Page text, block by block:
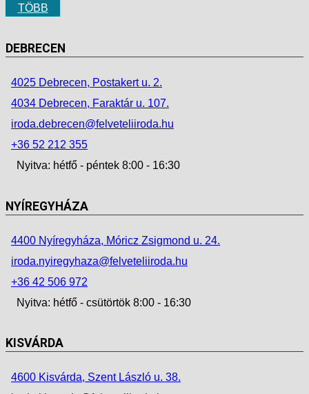
TÖBB
DEBRECEN
4025 Debrecen, Postakert u. 2.
4034 Debrecen, Faraktár u. 107.
iroda.debrecen@felveteliiroda.hu
+36 52 212 355
Nyitva: hétfő - péntek 8:00 - 16:30
NYÍREGYHÁZA
4400 Nyíregyháza, Móricz Zsigmond u. 24.
iroda.nyiregyhaza@felveteliiroda.hu
+36 42 506 972
Nyitva: hétfő - csütörtök 8:00 - 16:30
KISVÁRDA
4600 Kisvárda, Szent László u. 38.